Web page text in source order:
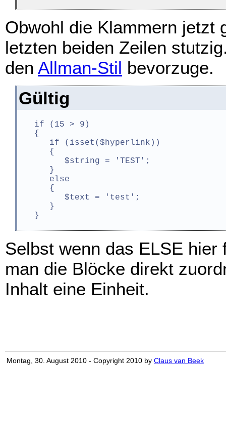
Obwohl die Klammern jetzt
letzten beiden Zeilen
den Allman-Stil bevorzuge.
Gültig
   if (15 > 9)
   {
      if (isset($hyperlink))
      {
         $string = 'TEST';
      }
      else
      {
         $text = 'test';
      }
   }
Selbst wenn das ELSE
man die Blöcke direkt
Inhalt eine Einheit.
Montag, 30. August 2010 - Copyright 2010 by Claus van Beek